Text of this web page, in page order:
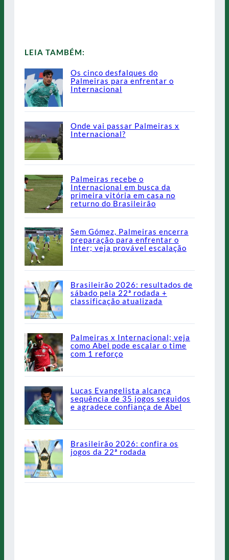
LEIA TAMBÉM:
Os cinco desfalques do
Palmeiras para enfrentar o
Internacional
Onde vai passar Palmeiras x
Internacional?
Palmeiras recebe o
Internacional em busca da
primeira vitória em casa no
returno do Brasileirão
Sem Gómez, Palmeiras encerra
preparação para enfrentar o
Inter; veja provável escalação
Brasileirão 2026: resultados de
sábado pela 22ª rodada +
classificação atualizada
Palmeiras x Internacional; veja
como Abel pode escalar o time
com 1 reforço
Lucas Evangelista alcança
sequência de 35 jogos seguidos
e agradece confiança de Abel
Brasileirão 2026: confira os
jogos da 22ª rodada